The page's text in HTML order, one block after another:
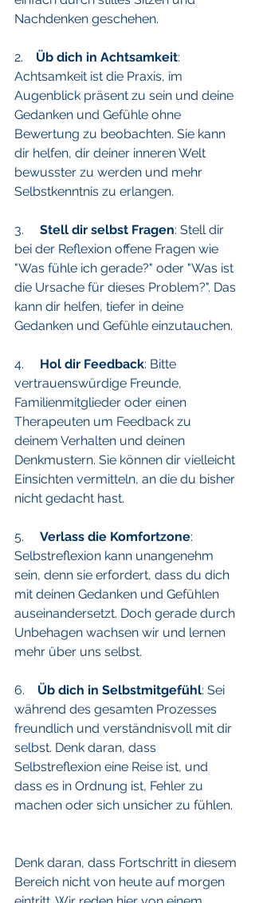
Nachdenken geschehen.
2. Üb dich in Achtsamkeit:
Achtsamkeit ist die Praxis, im
Augenblick präsent zu sein und deine
Gedanken und Gefühle ohne
Bewertung zu beobachten. Sie kann
dir helfen, dir deiner inneren Welt
bewusster zu werden und mehr
Selbstkenntnis zu erlangen.
3. Stell dir selbst Fragen: Stell dir
bei der Reflexion offene Fragen wie
"Was fühle ich gerade?" oder "Was ist
die Ursache für dieses Problem?". Das
kann dir helfen, tiefer in deine
Gedanken und Gefühle einzutauchen.
4. Hol dir Feedback: Bitte
vertrauenswürdige Freunde,
Familienmitglieder oder einen
Therapeuten um Feedback zu
deinem Verhalten und deinen
Denkmustern. Sie können dir vielleicht
Einsichten vermitteln, an die du bisher
nicht gedacht hast.
5. Verlass die Komfortzone:
Selbstreflexion kann unangenehm
sein, denn sie erfordert, dass du dich
mit deinen Gedanken und Gefühlen
auseinandersetzt. Doch gerade durch
Unbehagen wachsen wir und lernen
mehr über uns selbst.
6. Üb dich in Selbstmitgefühl: Sei
während des gesamten Prozesses
freundlich und verständnisvoll mit dir
selbst. Denk daran, dass
Selbstreflexion eine Reise ist, und
dass es in Ordnung ist, Fehler zu
machen oder sich unsicher zu fühlen.
Denk daran, dass Fortschritt in diesem
Bereich nicht von heute auf morgen